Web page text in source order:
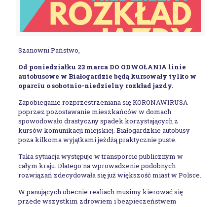
Szanowni Państwo,
Od poniedziałku 23 marca DO ODWOŁANIA linie
autobusowe w Białogardzie będą kursowały tylko w
oparciu o sobotnio-niedzielny rozkład jazdy.
Zapobieganie rozprzestrzeniana się KORONAWIRUSA
poprzez pozostawanie mieszkańców w domach
spowodowało drastyczny spadek korzystających z
kursów komunikacji miejskiej. Białogardzkie autobusy
poza kilkoma wyjątkami jeżdżą praktycznie puste.
Taka sytuacja występuje w transporcie publicznym w
całym kraju. Dlatego na wprowadzenie podobnych
rozwiązań zdecydowała się już większość miast w Polsce.
W panujących obecnie realiach musimy kierować się
przede wszystkim zdrowiem i bezpieczeństwem